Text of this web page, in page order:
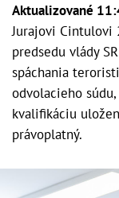
Aktualizované
Jurajovi Cintulovi
predsedu vlády
spáchania
odvolacieho
kvalifikáciu
právoplatný.